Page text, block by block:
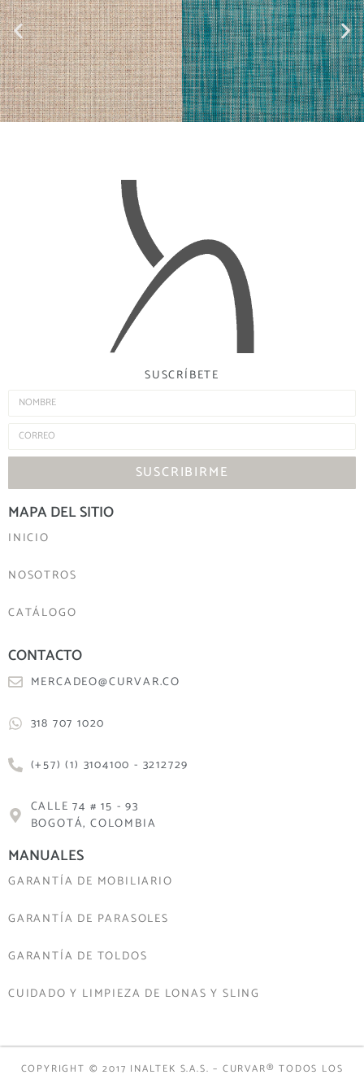
SUSCRÍBETE
SUSCRIBIRME
MAPA DEL SITIO
INICIO
NOSOTROS
CATÁLOGO
CONTACTO
MERCADEO@CURVAR.CO
318 707 1020
(+57) (1) 3104100 - 3212729
CALLE 74 # 15 - 93
BOGOTÁ, COLOMBIA
MANUALES
GARANTÍA DE MOBILIARIO
GARANTÍA DE PARASOLES
GARANTÍA DE TOLDOS
CUIDADO Y LIMPIEZA DE LONAS Y SLING
COPYRIGHT © 2017 INALTEK S.A.S. – CURVAR® TODOS LOS